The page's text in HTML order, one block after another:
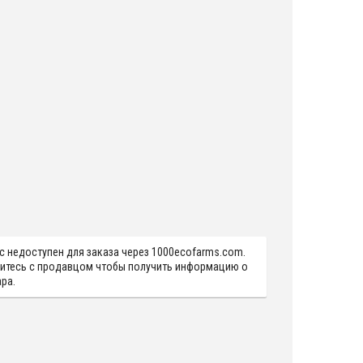
недоступен для заказа через 1000ecofarms.com.
с продавцом чтобы получить информацию о